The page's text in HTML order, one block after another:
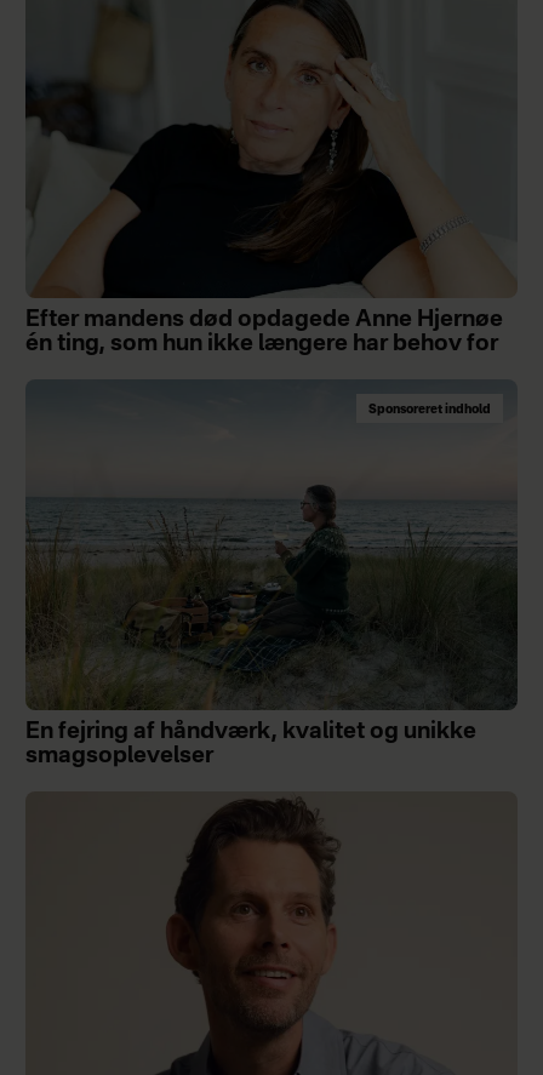
Efter mandens død opdagede Anne Hjernøe
én ting, som hun ikke længere har behov for
Sponsoreret indhold
En fejring af håndværk, kvalitet og unikke
smagsoplevelser